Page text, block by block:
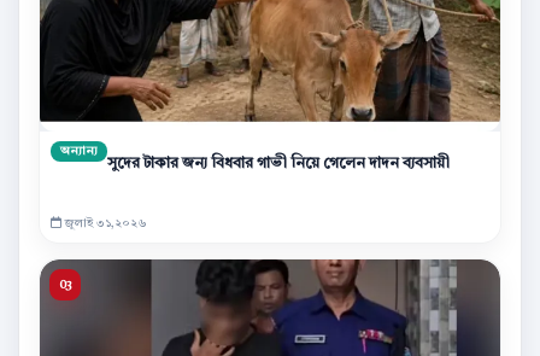
অন্যান্য
সুদের টাকার জন্য বিধবার গাভী নিয়ে গেলেন দাদন ব্যবসায়ী
জুলাই ৩১,২০২৬